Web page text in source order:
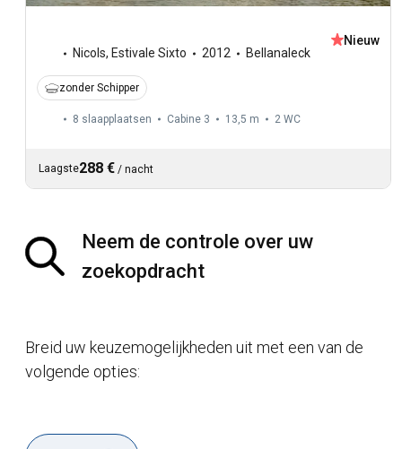
Nicols, Estivale Sixto 2012 Bellanaleck
Nieuw
zonder Schipper
8 slaapplaatsen Cabine 3 13,5 m 2 WC
Laagste288 € / nacht
Neem de controle over uw
zoekopdracht
Breid uw keuzemogelijkheden uit met een van de
volgende opties: